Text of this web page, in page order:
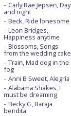
Carly Rae Jepsen, Day
and night
Beck, Ride lonesome
Leon Bridges,
Happiness anytime
Blossoms, Songs
from the wedding cake
Train, Mad dog in the
fog
Anni B Sweet, Alegría
Alabama Shakes, I
must be dreaming
Becky G, Baraja
bendita